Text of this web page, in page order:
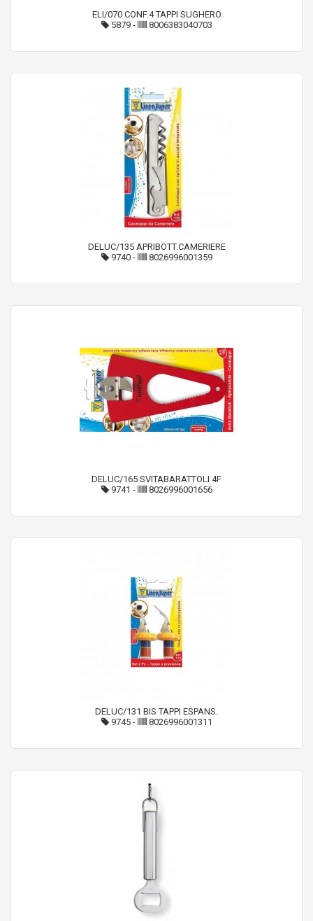
ELI/070 CONF.4 TAPPI SUGHERO
5879- 8006383040703
DELUC/135 APRIBOTT.CAMERIERE
9740- 8026996001359
DELUC/165 SVITABARATTOLI 4F
9741 - 8026996001656
DELUC/131 BIS TAPPI ESPANS.
9745- 8026996001311